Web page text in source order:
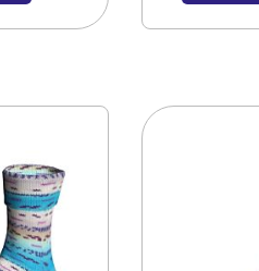
TOE
VERLANGLIJST